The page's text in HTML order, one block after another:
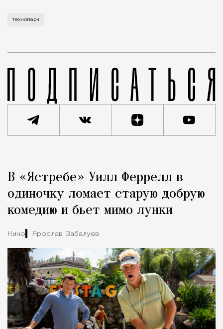
технопарк
Город
В «Ястребе» Уилл Феррелл в
одиночку ломает старую добрую
комедию и бьет мимо лунки
Кино Ярослав Забалуев